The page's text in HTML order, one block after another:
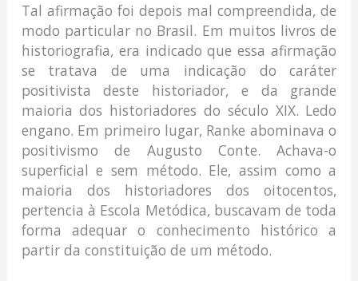
Tal afirmação foi depois mal compreendida, de
modo particular no Brasil. Em muitos livros de
historiografia, era indicado que essa afirmação
se tratava de uma indicação do caráter
positivista deste historiador, e da grande
maioria dos historiadores do século XIX. Ledo
engano. Em primeiro lugar, Ranke abominava o
positivismo de Augusto Conte. Achava-o
superficial e sem método. Ele, assim como a
maioria dos historiadores dos oitocentos,
pertencia à Escola Metódica, buscavam de toda
forma adequar o conhecimento histórico a
partir da constituição de um método.